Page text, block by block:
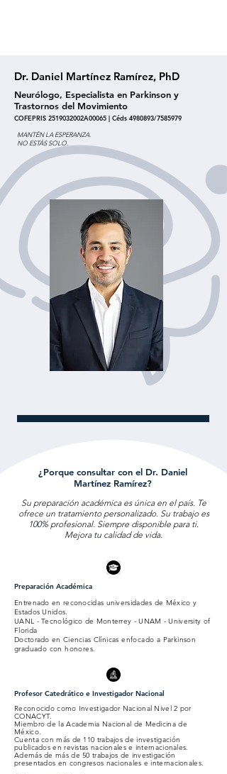
Dr. Daniel Martínez Ramírez, PhD
Neurólogo, Especialista en Parkinson y
Trastornos del Movimiento
COFEPRIS 2519032002A00065 | Céds 4980893/7585979
MANTÉN LA ESPERANZA.
NO ESTÁS SOLO.
¿Porque consultar con el Dr. Daniel
Martínez Ramírez?
Su preparación académica es única en el país. Te
ofrece un tratamiento personalizado. Su trabajo es
100% profesional. Siempre disponible para ti.
Mejora tu calidad de vida.
Preparación Académica
Entrenado en reconocidas universidades de México y
Estados Unidos.
UANL - Tecnológico de Monterrey - UNAM - University of
Florida
Doctorado en Ciencias Clínicas enfocado a Parkinson
graduado con honores.
Profesor Catedrático e Investigador Nacional
Reconocido como Investigador Nacional Nivel 2 por
CONACYT.
Miembro de la Academia Nacional de Medicina de
México.
Cuenta con más de 110 trabajos de investigación
publicados en revistas nacionales e internacionales.
Además de más de 50 trabajos de investigación
presentados en congresos nacionales e internacionales.